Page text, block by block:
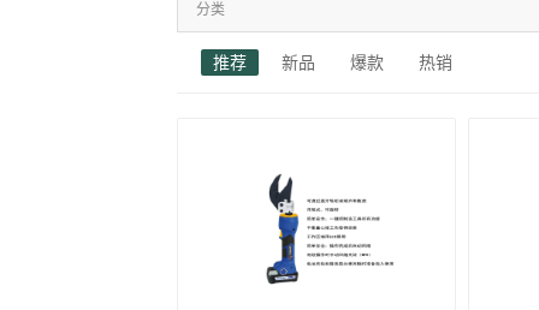
分类
推荐 新品 爆款 热销